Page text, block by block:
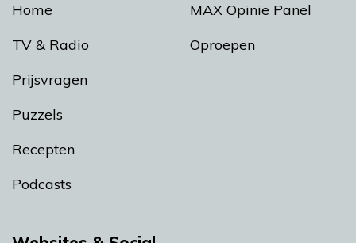
Home
TV & Radio
Prijsvragen
Puzzels
Recepten
Podcasts
MAX Opinie Panel
Oproepen